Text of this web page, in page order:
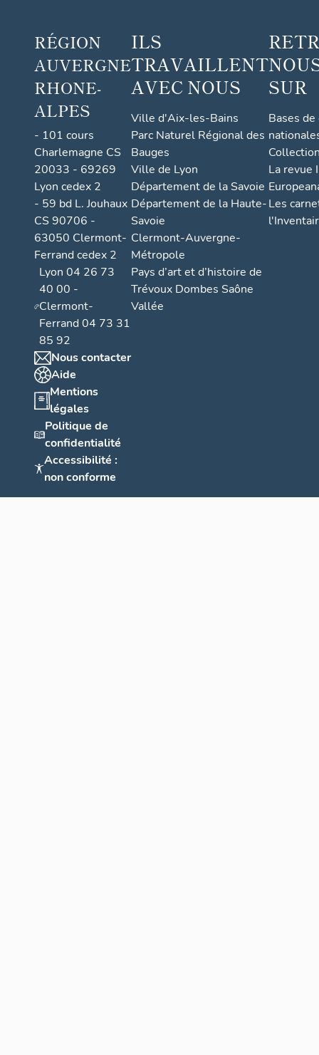
RÉGION
AUVERGNE
RHONE-
ALPES
- 101 cours
Charlemagne CS
20033 - 69269
Lyon cedex 2
- 59 bd L. Jouhaux
CS 90706 -
63050 Clermont-
Ferrand cedex 2
Lyon 04 26 73
40 00 -
Clermont-
Ferrand 04 73 31
85 92
Nous contacter
Aide
Mentions
légales
Politique de
confidentialité
Accessibilité :
non conforme
ILS
TRAVAILLENT
AVEC NOUS
Ville d'Aix-les-Bains
Parc Naturel Régional des
Bauges
Ville de Lyon
Département de la Savoie
Département de la Haute-
Savoie
Clermont-Auvergne-
Métropole
Pays d’art et d’histoire de
Trévoux Dombes Saône
Vallée
SUR
Bases
La revue
Les